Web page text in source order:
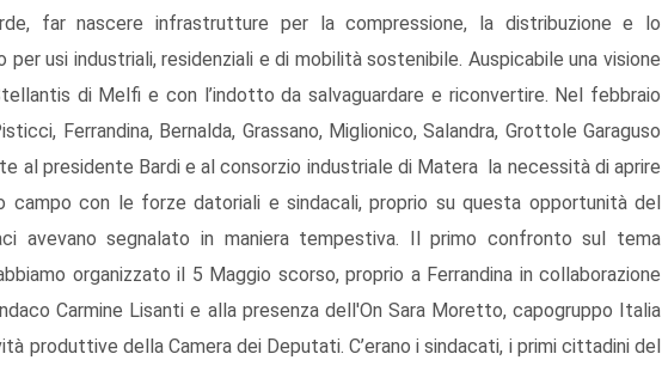
far nascere infrastrutture per la compressione, la distribuzione e lo
usi industriali, residenziali e di mobilità sostenibile. Auspicabile una visione
di Melfi e con l’indotto da salvaguardare e riconvertire. Nel febbraio
Ferrandina, Bernalda, Grassano, Miglionico, Salandra, Grottole Garaguso
al presidente Bardi e al consorzio industriale di Matera la necessità di aprire
con le forze datoriali e sindacali, proprio su questa opportunità del
avevano segnalato in maniera tempestiva. Il primo confronto sul tema
organizzato il 5 Maggio scorso, proprio a Ferrandina in collaborazione
Carmine Lisanti e alla presenza dell'On Sara Moretto, capogruppo Italia
produttive della Camera dei Deputati. C’erano i sindacati, i primi cittadini del